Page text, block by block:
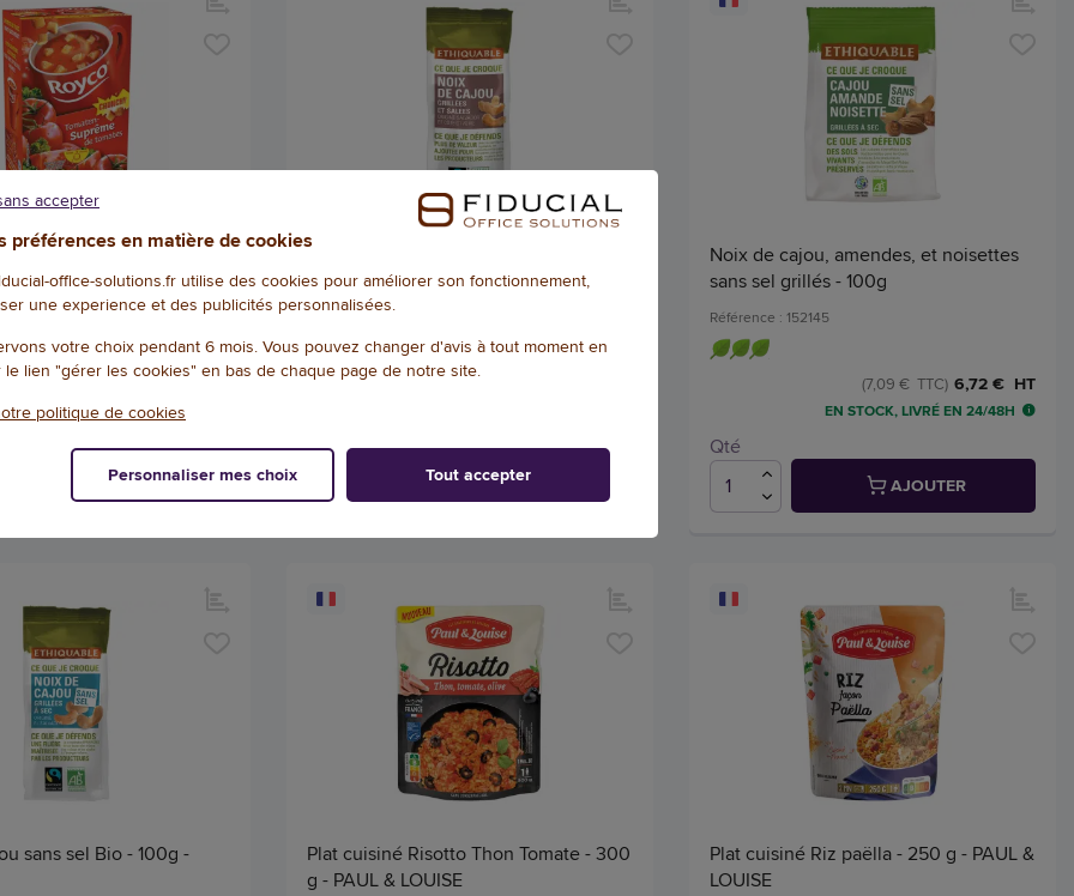
de soupe - Tomate - Royco
29,37 € HT
(30,99 € TTC)
EN STOCK, LIVRÉ EN 24/48H
AJOUTER
Noix de cajou grillées Bio – Salées –
125g – Ethiquable
Référence : 116204
(7,74 € TTC)
Qté
AJOUTER
Noix de cajou, amendes, et noisettes
sans sel grillés - 100g
Référence : 152145
6,72 € HT
(7,09 € TTC)
EN STOCK, LIVRÉ EN 24/48H
Qté
AJOUTER
sans sel Bio - 100g -
Plat cuisiné Risotto Thon Tomate - 300
g - PAUL & LOUISE
Plat cuisiné Riz paëlla - 250 g - PAUL &
LOUISE
préférences en matière de cookies
office-solutions.fr utilise des cookies pour améliorer son fonctionnement,
une experience et des publicités personnalisées.
votre choix pendant 6 mois. Vous pouvez changer d'avis à tout moment en
le lien "gérer les cookies" en bas de chaque page de notre site.
politique de cookies
accepter
Personnaliser mes choix Tout accepter